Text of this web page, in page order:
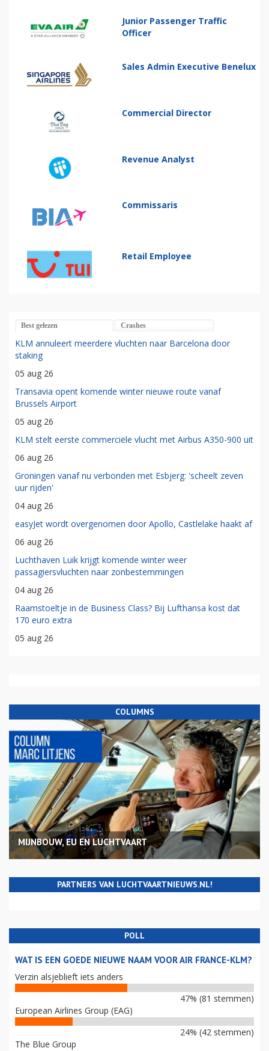
Junior Passenger Traffic
Officer
Sales Admin Executive Benelux
Commercial Director
Revenue Analyst
Commissaris
Retail Employee
Best gelezen Crashes
KLM annuleert meerdere vluchten naar Barcelona door
staking
05 aug 26
Transavia opent komende winter nieuwe route vanaf
Brussels Airport
05 aug 26
KLM stelt eerste commerciële vlucht met Airbus A350-900 uit
06 aug 26
Groningen vanaf nu verbonden met Esbjerg: 'scheelt zeven
uur rijden'
04 aug 26
easyJet wordt overgenomen door Apollo, Castlelake haakt af
06 aug 26
Luchthaven Luik krijgt komende winter weer
passagiersvluchten naar zonbestemmingen
04 aug 26
Raamstoeltje in de Business Class? Bij Lufthansa kost dat
170 euro extra
05 aug 26
COLUMNS
MIJNBOUW, EU EN LUCHTVAART
PARTNERS VAN LUCHTVAARTNIEUWS.NL!
POLL
WAT IS EEN GOEDE NIEUWE NAAM VOOR AIR FRANCE-KLM?
Verzin alsjeblieft iets anders
47% (81 stemmen)
European Airlines Group (EAG)
24% (42 stemmen)
The Blue Group